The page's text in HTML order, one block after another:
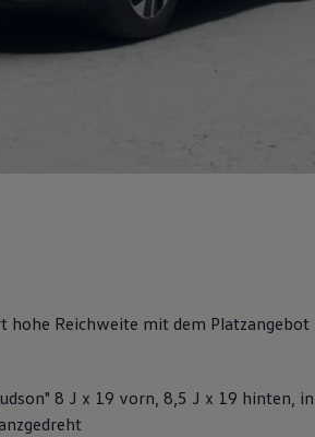
und Flüssigkeiten
und Unfallhilfe
für Software, Karten und Radio
Kundenbetreuung
und Kontrollleuchten
hohe Reichweite mit dem Platzangebot
8 J x 19 vorn, 8,5 J x 19 hinten, in